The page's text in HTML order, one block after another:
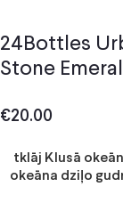
24Bottles
Stone
€20.00
tklāj Klusā
okeāna dziļo